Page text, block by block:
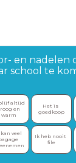
en nadelen
school te
altijd
en
warm
Het is
goedkoop
kan veel
Ik heb nooit
file